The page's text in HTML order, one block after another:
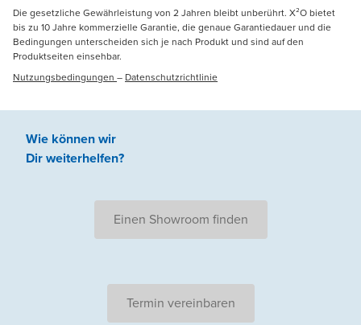
Die gesetzliche Gewährleistung von 2 Jahren bleibt unberührt. X²O bietet
bis zu 10 Jahre kommerzielle Garantie, die genaue Garantiedauer und die
Bedingungen unterscheiden sich je nach Produkt und sind auf den
Produktseiten einsehbar.
Nutzungsbedingungen – Datenschutzrichtlinie
Wie können wir
Dir weiterhelfen?
Einen Showroom finden
Termin vereinbaren